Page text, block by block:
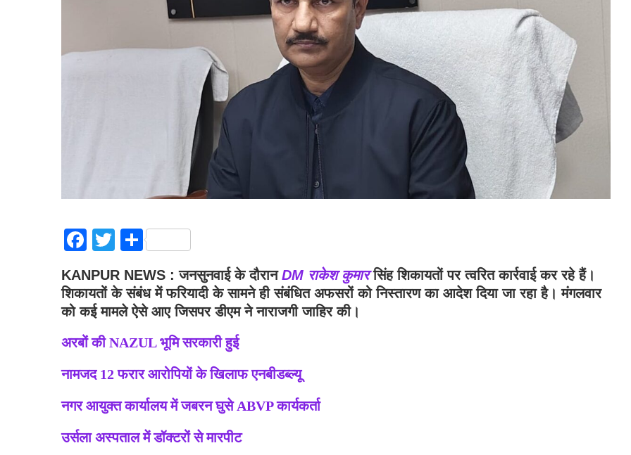
Facebook
Twitter
Share
KANPUR NEWS : जनसुनवाई के दौरानDM राकेश कुमारसिंह शिकायतों पर त्वरित कार्रवाई कर रहे हैं।
शिकायतों के संबंध में फरियादी के सामने ही संबंधित अफसरों को निस्तारण का आदेश दिया जा रहा है। मंगलवार
को कई मामले ऐसे आए जिसपर डीएम ने नाराजगी जाहिर की।
अरबों की NAZUL भूमि सरकारी हुई
नामजद 12 फरार आरोपियों के खिलाफ एनबीडब्ल्यू
नगर आयुक्त कार्यालय में जबरन घुसे ABVP कार्यकर्ता
उर्सला अस्पताल में डॉक्टरों से मारपीट